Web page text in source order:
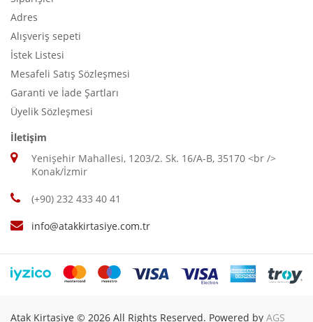
Adres
Alışveriş sepeti
İstek Listesi
Mesafeli Satış Sözleşmesi
Garanti ve İade Şartları
Üyelik Sözleşmesi
İletişim
Yenişehir Mahallesi, 1203/2. Sk. 16/A-B, 35170 <br />
Konak/İzmir
(+90) 232 433 40 41
info@atakkirtasiye.com.tr
Atak Kirtasiye © 2026 All Rights Reserved. Powered by AGS